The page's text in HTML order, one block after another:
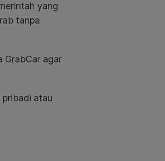
yang
tanpa
GrabCar agar
pribadi atau